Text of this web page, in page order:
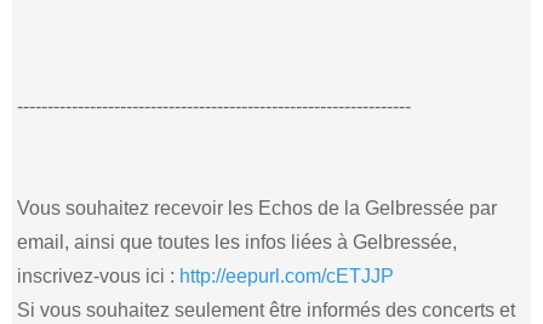
-----------------------------------------------------------------
Vous souhaitez recevoir les Echos de la Gelbressée par
email, ainsi que toutes les infos liées à Gelbressée,
inscrivez-vous ici : http://eepurl.com/cETJJP
Si vous souhaitez seulement être informés des concerts et